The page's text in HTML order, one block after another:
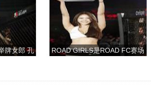
牌女郎 孔
ROAD GIRLS是ROAD FC赛场